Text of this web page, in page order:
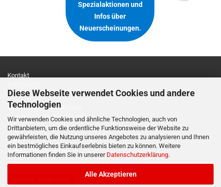
Diese Webseite verwendet Cookies und andere
Technologien
Wir verwenden Cookies und ähnliche Technologien, auch von
Drittanbietern, um die ordentliche Funktionsweise der Website zu
gewährleisten, die Nutzung unseres Angebotes zu analysieren und Ihnen
ein bestmögliches Einkaufserlebnis bieten zu können. Weitere
Informationen finden Sie in unserer Datenschutzerklärung.
Alle Akzeptieren
Spezialaktionen und
Infos über
Neuerscheinungen.
Kontakt
Liefer- und Versandkosten
Widerrufsrecht und -formular
AGB
Datenschutzerklärung